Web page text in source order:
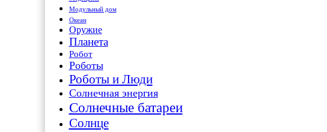
Модульный дом
Океан
Оружие
Планета
Робот
Роботы
Роботы и Люди
Солнечная энергия
Солнечные батареи
Солнце